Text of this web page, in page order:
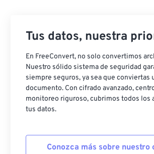
Tus datos, nuestra
En FreeConvert, no solo convertimos
Nuestro sólido sistema de seguridad
siempre seguros, ya sea que conviertas
documento. Con cifrado avanzado,
monitoreo riguroso, cubrimos todos los
tus datos.
Conozca más sobre